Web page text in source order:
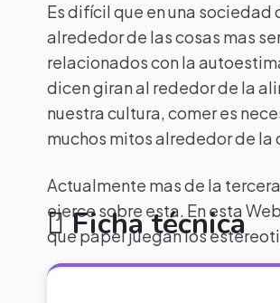
Es difícil que en una
alrededor de las cosas mas
relacionados con la
dicen giran al rededor de la
nuestra cultura, comer es
muchos mitos alrededor de la
Actualmente mas de la
ejerce sobre esta. En esta
que papel juegan los
Ficha técnica